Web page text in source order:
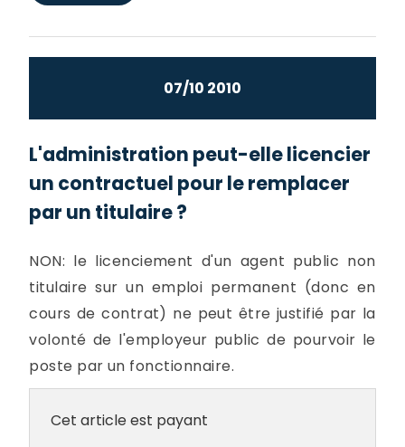
07/10 2010
L'administration peut-elle licencier
un contractuel pour le remplacer
par un titulaire ?
NON: le licenciement d'un agent public non
titulaire sur un emploi permanent (donc en
cours de contrat) ne peut être justifié par la
volonté de l'employeur public de pourvoir le
poste par un fonctionnaire.
Cet article est payant